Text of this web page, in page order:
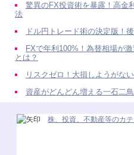
驚異のFX投資術を暴露！高金
法
ドル円トレード術の決定版！
FXで年利100%！為替相場が
とは？
リスクゼロ！大損しようがな
資産がどんどん増える一石二
株、投資、不動産等のカ